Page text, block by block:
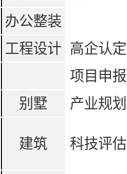
办公整装
工程设计 高企认定
项目申报
别墅
产业规划
建筑 科技评估